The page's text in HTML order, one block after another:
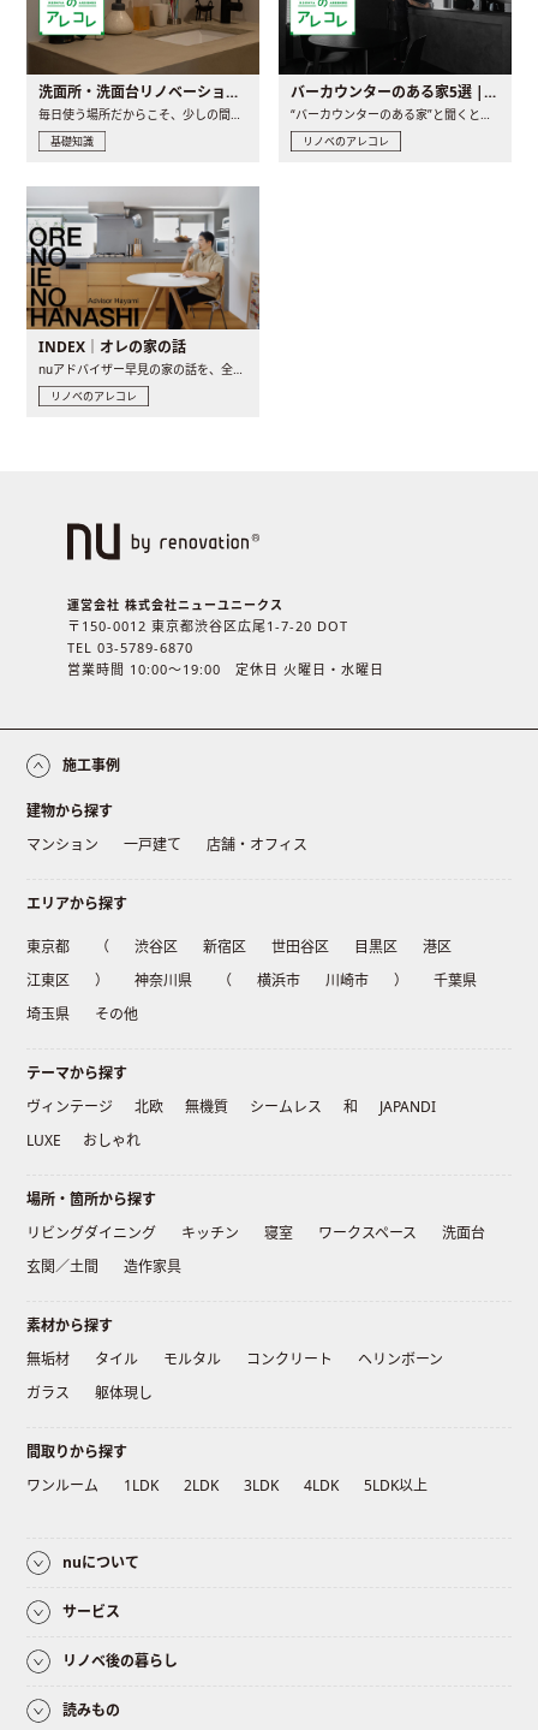
洗面所・洗面台リノベーションの事例と間取りアイデア
基礎知識
バーカウンターのある家5選 | 日常に馴染む“距離の近い”キッチンとは
リノベのアレコレ
INDEX｜オレの家の話
nuアドバイザー早見の家の話を、全4話でお届け。リノベーションを..
リノベのアレコレ
運営会社 株式会社ニューユニークス
〒150-0012 東京都渋谷区広尾1-7-20 DOT
TEL 03-5789-6870
営業時間 10:00〜19:00 定休日 火曜日・水曜日
施工事例
建物から探す
マンション
一戸建て 店舗・オフィス
エリアから探す
東京都 （ 渋谷区 新宿区 世田谷区 目黒区
港区
江東区
） 神奈川県 （ 横浜市 川崎市 ）
千葉県
埼玉県
その他
テーマから探す
ヴィンテージ
北欧 無機質 シームレス 和
JAPANDI
LUXE
おしゃれ
場所・箇所から探す
リビングダイニング
キッチン 寝室 ワークスペース
洗面台
玄関／土間
造作家具
素材から探す
無垢材
タイル モルタル コンクリート
ヘリンボーン
ガラス
躯体現し
間取りから探す
ワンルーム
1LDK 2LDK 3LDK 4LDK 5LDK以上
nuについて
サービス
リノベ後の暮らし
読みもの